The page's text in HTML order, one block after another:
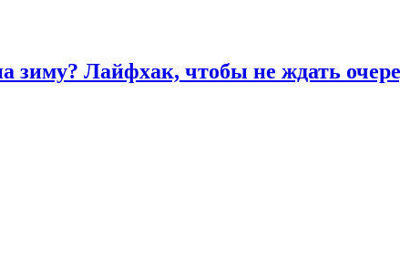
зиму? Лайфхак, чтобы не ждать